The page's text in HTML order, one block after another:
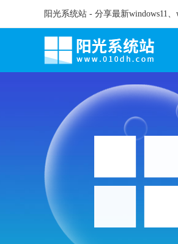
阳光系统站 - 分享最新windows11